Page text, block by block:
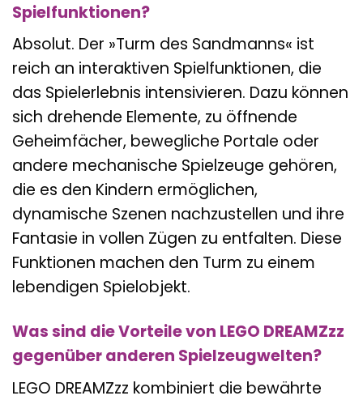
Spielfunktionen?
Absolut. Der »Turm des Sandmanns« ist
reich an interaktiven Spielfunktionen, die
das Spielerlebnis intensivieren. Dazu können
sich drehende Elemente, zu öffnende
Geheimfächer, bewegliche Portale oder
andere mechanische Spielzeuge gehören,
die es den Kindern ermöglichen,
dynamische Szenen nachzustellen und ihre
Fantasie in vollen Zügen zu entfalten. Diese
Funktionen machen den Turm zu einem
lebendigen Spielobjekt.
Was sind die Vorteile von LEGO DREAMZzz
gegenüber anderen Spielzeugwelten?
LEGO DREAMZzz kombiniert die bewährte